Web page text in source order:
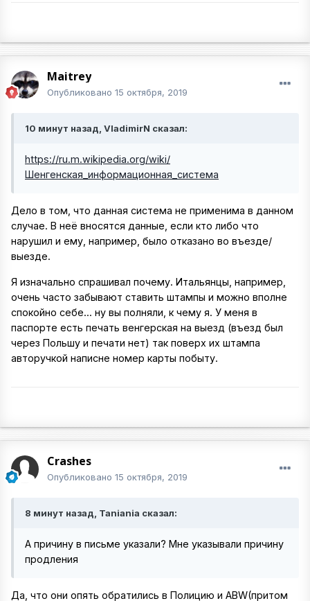
Maitrey
Опубликовано 15 октября, 2019
10 минут назад, VladimirN сказал:
https://ru.m.wikipedia.org/wiki/
Шенгенская_информационная_система
Дело в том, что данная система не применима в данном
случае. В неё вносятся данные, если кто либо что
нарушил и ему, например, было отказано во въезде/
выезде.
Я изначально спрашивал почему. Итальянцы, например,
очень часто забывают ставить штампы и можно вполне
спокойно себе... ну вы полняли, к чему я. У меня в
паспорте есть печать венгерская на выезд (въезд был
через Польшу и печати нет) так поверх их штампа
авторучкой написне номер карты побыту.
Crashes
Опубликовано 15 октября, 2019
8 минут назад, Taniania сказал:
А причину в письме указали? Мне указывали причину
продления
Да, что они опять обратились в Полицию и ABW(притом